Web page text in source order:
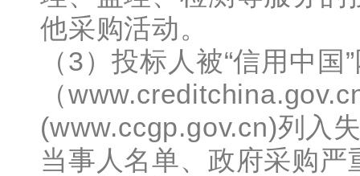
他采购活动。
（3）投标人被“信用中国
（
(www.ccgp.gov.cn)列入
当事人名单、政府采购